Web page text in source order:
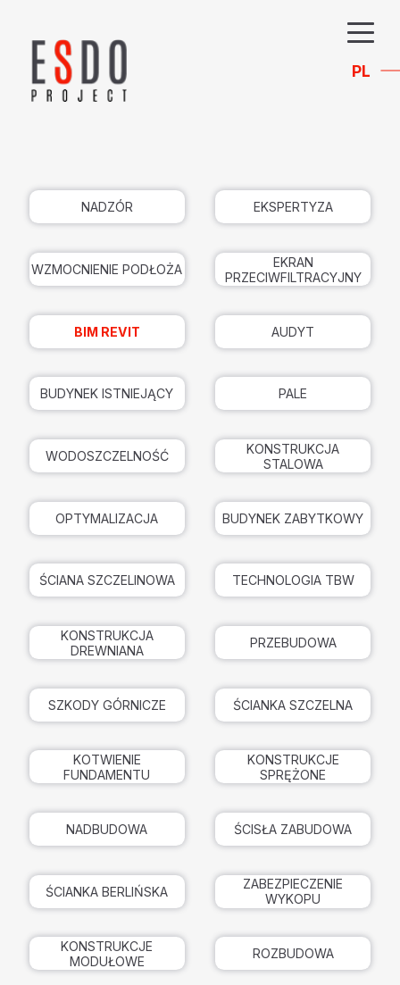
PL
NADZÓR EKSPERTYZA
WZMOCNIENIE PODŁOŻA
EKRAN
PRZECIWFILTRACYJNY
BIM REVIT AUDYT
BUDYNEK ISTNIEJĄCY PALE
WODOSZCZELNOŚĆ
KONSTRUKCJA
STALOWA
OPTYMALIZACJA BUDYNEK ZABYTKOWY
ŚCIANA SZCZELINOWA TECHNOLOGIA TBW
KONSTRUKCJA
DREWNIANA
PRZEBUDOWA
SZKODY GÓRNICZE ŚCIANKA SZCZELNA
KOTWIENIE
FUNDAMENTU
KONSTRUKCJE
SPRĘŻONE
NADBUDOWA ŚCISŁA ZABUDOWA
ŚCIANKA BERLIŃSKA
ZABEZPIECZENIE
WYKOPU
KONSTRUKCJE
MODUŁOWE
ROZBUDOWA